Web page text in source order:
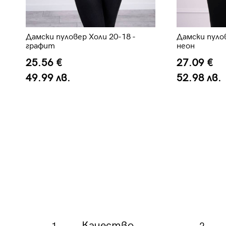
Дамски пуловер Холи 20-18 -
графит
25.56 €
49.99 лв.
Дамски
неон
27.09 €
52.98 лв.